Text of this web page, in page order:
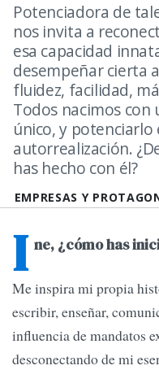
EMPRESAS Y
Potenciadora de
nos invita a
esa capacidad
desempeñar cierta
fluidez, facilidad,
Todos nacimos
único, y potenciarlo
autorrealización.
has hecho con él?
I ne, ¿cómo has
Me inspira mi propia
escribir, enseñar,
influencia de mandatos
desconectando de mi